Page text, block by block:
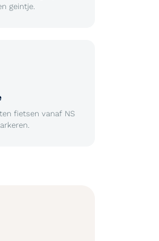
geintje.
fietsen vanaf NS